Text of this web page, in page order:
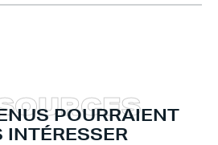
POURRAIENT
INTÉRESSER
OURCES